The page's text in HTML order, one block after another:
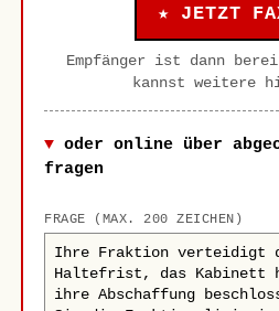
★ JETZT
Empfänger ist dann
kannst weitere
oder online über
fragen
FRAGE (MAX. 200 ZEICHEN)